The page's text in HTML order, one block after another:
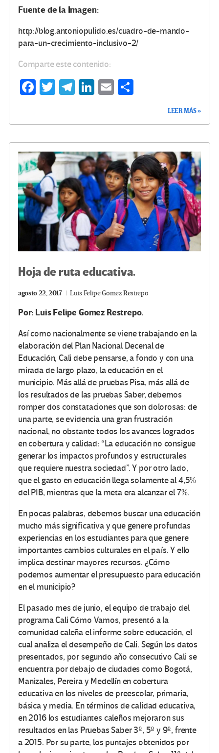
Fuente de la Imagen:
http://blog.antoniopulido.es/cuadro-de-mando-
para-un-crecimiento-inclusivo-2/
Comparte este contenido:
Fa
o
k
T
Te
m
Li
n
E
ar
tir
LEER MÁS »
Hoja de ruta educativa.
agosto 22, 2017 Luis Felipe Gomez Restrepo
Por: Luis Felipe Gomez Restrepo.
Así como nacionalmente se viene trabajando en la
elaboración del Plan Nacional Decenal de
Educación, Cali debe pensarse, a fondo y con una
mirada de largo plazo, la educación en el
municipio. Más allá de pruebas Pisa, más allá de
los resultados de las pruebas Saber, debemos
romper dos constataciones que son dolorosas: de
una parte, se evidencia una gran frustración
nacional, no obstante todos los avances logrados
en cobertura y calidad: “La educación no consigue
generar los impactos profundos y estructurales
que requiere nuestra sociedad”. Y por otro lado,
que el gasto en educación llega solamente al 4,5%
del PIB, mientras que la meta era alcanzar el 7%.
En pocas palabras, debemos buscar una educación
mucho más significativa y que genere profundas
experiencias en los estudiantes para que genere
importantes cambios culturales en el país. Y ello
implica destinar mayores recursos. ¿Cómo
podemos aumentar el presupuesto para educación
en el municipio?
El pasado mes de junio, el equipo de trabajo del
programa Cali Cómo Vamos, presentó a la
comunidad caleña el informe sobre educación, el
cual analiza el desempeño de Cali. Según los datos
presentados, por segundo año consecutivo Cali se
encuentra por debajo de ciudades como Bogotá,
Manizales, Pereira y Medellín en cobertura
educativa en los niveles de preescolar, primaria,
básica y media. En términos de calidad educativa,
en 2016 los estudiantes caleños mejoraron sus
resultados en las Pruebas Saber 3º, 5º y 9º, frente
a 2015. Por su parte, los puntajes obtenidos por